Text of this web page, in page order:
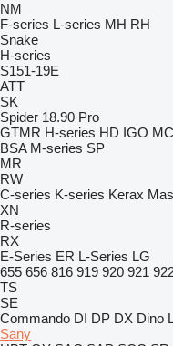
NM
F-series L-series MH RH
Snake
H-series
S151-19E
ATT
SK
Spider 18.90 Pro
GTMR H-series HD IGO MC
BSA M-series SP
MR
RW
C-series K-series Kerax
XN
R-series
RX
E-Series ER L-Series LG
655 656 816 919 920 921
TS
SE
Commando DI DP DX Dino
Sany